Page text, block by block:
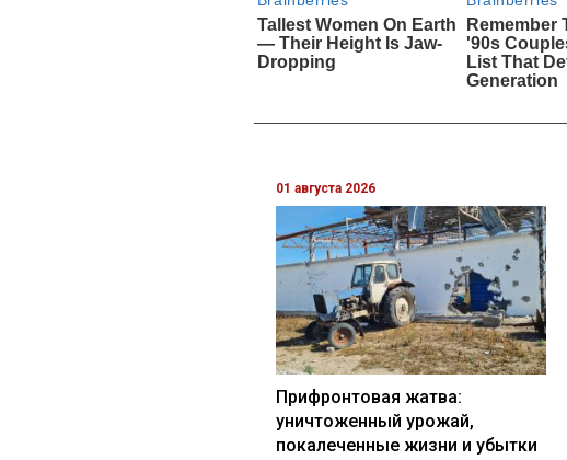
01 августа 2026
Прифронтовая жатва:
уничтоженный урожай,
покалеченные жизни и убытки